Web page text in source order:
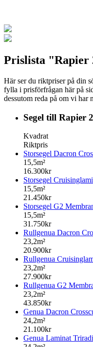
Prislista "Rapier
Här ser du riktpriser på din
fylla i prisförfrågan här på
dessutom reda på om vi har
Segel till Rapier
Kvadrat
Riktpris
Storsegel Dacron
15,5m²
16.300kr
Storsegel
15,5m²
21.450kr
Storsegel G2
15,5m²
31.750kr
Rullgenua Dacron
23,2m²
20.900kr
Rullgenua
23,2m²
27.900kr
Rullgenua G2
23,2m²
43.850kr
Genua Dacron
24,2m²
21.100kr
Genua Laminat